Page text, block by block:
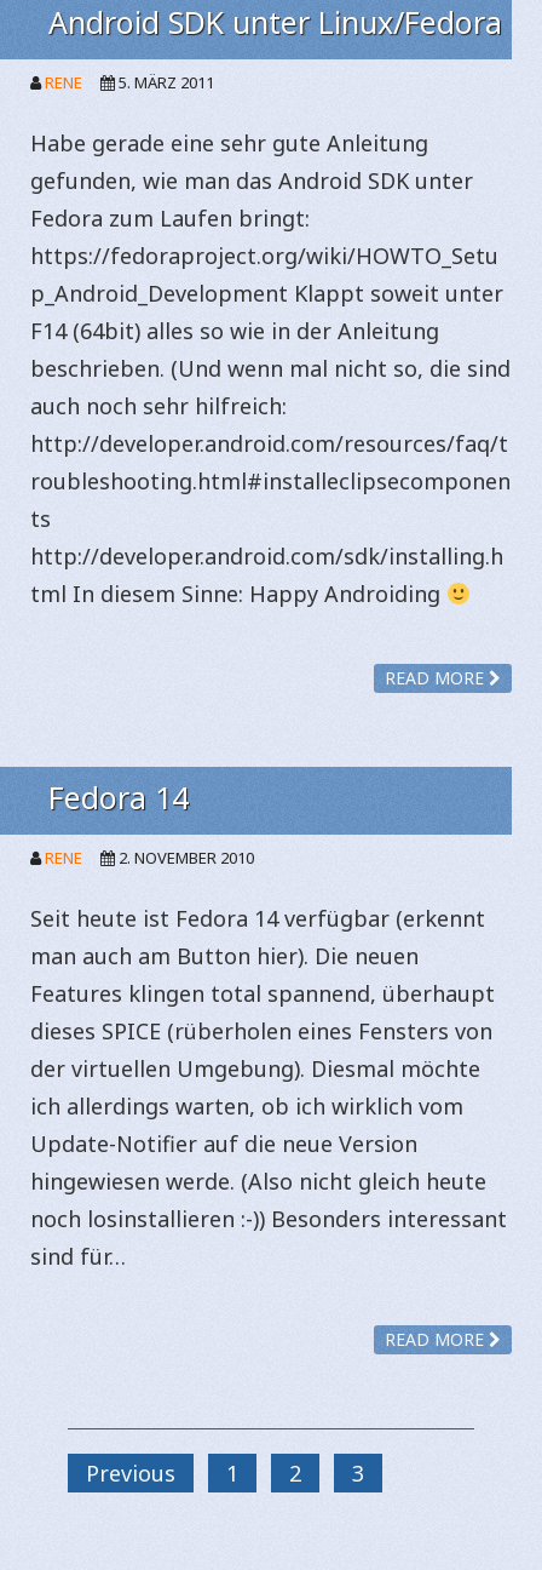
Android SDK unter Linux/Fedora
RENE 5. MÄRZ 2011
Habe gerade eine sehr gute Anleitung
gefunden, wie man das Android SDK unter
Fedora zum Laufen bringt:
https://fedoraproject.org/wiki/HOWTO_Setu
p_Android_Development Klappt soweit unter
F14 (64bit) alles so wie in der Anleitung
beschrieben. (Und wenn mal nicht so, die sind
auch noch sehr hilfreich:
http://developer.android.com/resources/faq/t
roubleshooting.html#installeclipsecomponen
ts
http://developer.android.com/sdk/installing.h
tml In diesem Sinne: Happy Androiding
READ MORE
Fedora 14
RENE 2. NOVEMBER 2010
Seit heute ist Fedora 14 verfügbar (erkennt
man auch am Button hier). Die neuen
Features klingen total spannend, überhaupt
dieses SPICE (rüberholen eines Fensters von
der virtuellen Umgebung). Diesmal möchte
ich allerdings warten, ob ich wirklich vom
Update-Notifier auf die neue Version
hingewiesen werde. (Also nicht gleich heute
noch losinstallieren :-)) Besonders interessant
sind für…
READ MORE
Previous 1 2 3